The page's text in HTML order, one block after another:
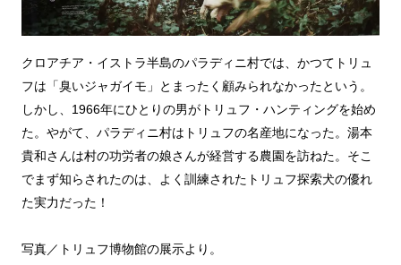
クロアチア・イストラ半島のパラディニ村では、かつてトリュ
フは「臭いジャガイモ」とまったく顧みられなかったという。
しかし、1966年にひとりの男がトリュフ・ハンティングを始め
た。やがて、パラディニ村はトリュフの名産地になった。湯本
貴和さんは村の功労者の娘さんが経営する農園を訪ねた。そこ
でまず知らされたのは、よく訓練されたトリュフ探索犬の優れ
た実力だった！
写真／トリュフ博物館の展示より。